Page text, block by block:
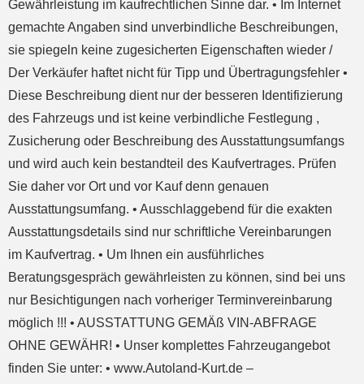
Gewährleistung im kaufrechtlichen Sinne dar. • Im Internet
gemachte Angaben sind unverbindliche Beschreibungen,
sie spiegeln keine zugesicherten Eigenschaften wieder /
Der Verkäufer haftet nicht für Tipp und Übertragungsfehler •
Diese Beschreibung dient nur der besseren Identifizierung
des Fahrzeugs und ist keine verbindliche Festlegung ,
Zusicherung oder Beschreibung des Ausstattungsumfangs
und wird auch kein bestandteil des Kaufvertrages. Prüfen
Sie daher vor Ort und vor Kauf denn genauen
Ausstattungsumfang. • Ausschlaggebend für die exakten
Ausstattungsdetails sind nur schriftliche Vereinbarungen
im Kaufvertrag. • Um Ihnen ein ausführliches
Beratungsgespräch gewährleisten zu können, sind bei uns
nur Besichtigungen nach vorheriger Terminvereinbarung
möglich !!! • AUSSTATTUNG GEMÄß VIN-ABFRAGE
OHNE GEWÄHR! • Unser komplettes Fahrzeugangebot
finden Sie unter: • www.Autoland-Kurt.de –